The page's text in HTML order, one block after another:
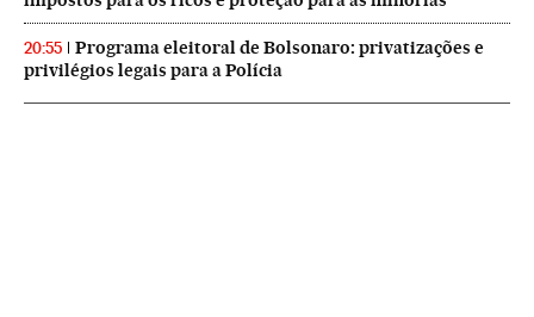
20:55
Programa eleitoral de Bolsonaro: privatizações e
privilégios legais para a Polícia